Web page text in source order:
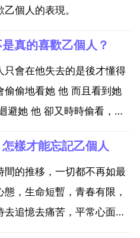
個人的表現。
真的喜歡乙個人？
只會在他失去的是後才懂得
偷偷地看她 他 而且看到她
避她 他 卻又時時偷看，看
得無比幸福，心裡就會不
天發生的事！還有很...
樣才能忘記乙個人
的推移，一切都不再如最
，生命短暫，青春有限，
追憶去痛苦，平常心面對